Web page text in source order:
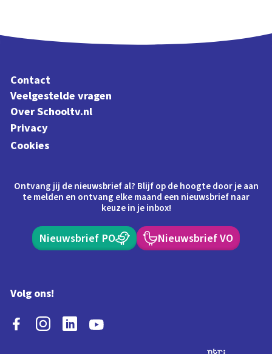
Contact
Veelgestelde vragen
Over Schooltv.nl
Privacy
Cookies
Ontvang jij de nieuwsbrief al? Blijf op de hoogte door je aan
te melden en ontvang elke maand een nieuwsbrief naar
keuze in je inbox!
Nieuwsbrief PO Nieuwsbrief VO
Volg ons!